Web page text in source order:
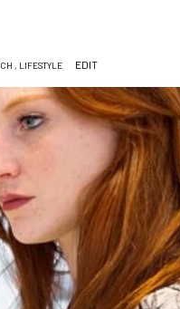
, LIFESTYLE EDIT